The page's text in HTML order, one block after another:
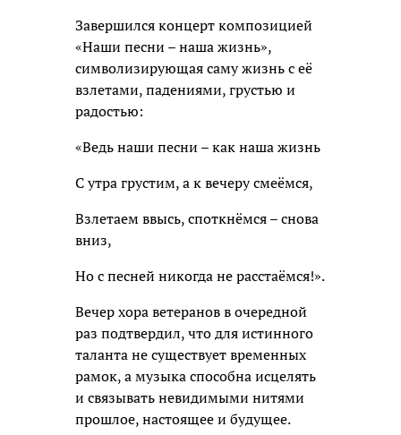
Завершился концерт композицией
«Наши песни – наша жизнь»,
символизирующая саму жизнь с её
взлетами, падениями, грустью и
радостью:
«Ведь наши песни – как наша жизнь
С утра грустим, а к вечеру смеёмся,
Взлетаем ввысь, споткнёмся – снова
вниз,
Но с песней никогда не расстаёмся!».
Вечер хора ветеранов в очередной
раз подтвердил, что для истинного
таланта не существует временных
рамок, а музыка способна исцелять
и связывать невидимыми нитями
прошлое, настоящее и будущее.